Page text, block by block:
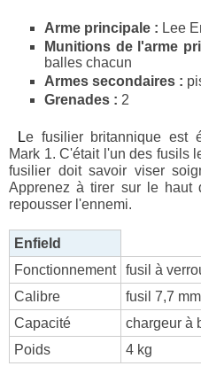
Arme principale : Lee
Munitions de l'arme
balles chacun
Armes secondaires :
Grenades : 2
Le fusilier britannique est équipé d'un Lee Enfield N°4
Mark 1. C'était l'un des fusils
fusilier doit savoir viser
Apprenez à tirer sur le haut
repousser l'ennemi.
Enfield
Fonctionnement
fusil à
Calibre
fusil 7,7 mm
Capacité
chargeur à
Poids
4 kg